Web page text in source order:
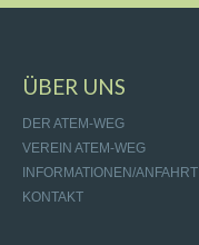
ÜBER UNS
DER ATEM-WEG
VEREIN ATEM-WEG
INFORMATIONEN/ANFAHRT
KONTAKT